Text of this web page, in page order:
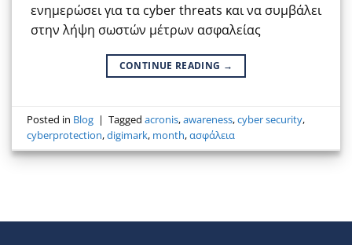
ενημερώσει για τα cyber threats και να συμβάλει
στην λήψη σωστών μέτρων ασφαλείας
CONTINUE READING →
Posted in Blog | Taggedacronis,awareness,cyber security,
cyberprotection,digimark, month,ασφάλεια